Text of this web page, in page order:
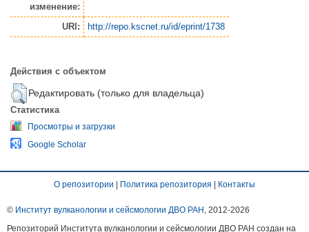
изменение:
URI: http://repo.kscnet.ru/id/eprint/1738
Действия с объектом
Редактировать (только для владельца)
Статистика
Просмотры и загрузки
Google Scholar
О репозитории | Политика репозитория | Контакты
© Институт вулканологии и сейсмологии ДВО РАН , 2012-2026
Репозиторий Института вулканологии и сейсмологии ДВО РАН создан на